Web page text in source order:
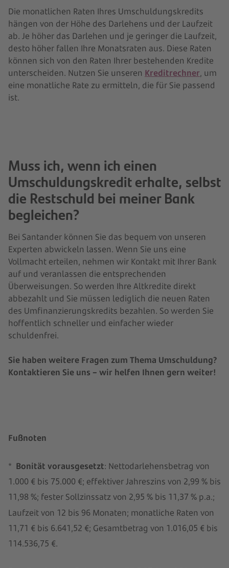
Die monatlichen Raten Ihres Umschuldungskredits
hängen von der Höhe des Darlehens und der Laufzeit
ab. Je höher das Darlehen und je geringer die Laufzeit,
desto höher fallen Ihre Monatsraten aus. Diese Raten
können sich von den Raten Ihrer bestehenden Kredite
unterscheiden. Nutzen Sie unseren Kreditrechner, um
eine monatliche Rate zu ermitteln, die für Sie passend
ist.
Muss ich, wenn ich einen
Umschuldungskredit erhalte, selbst
die Restschuld bei meiner Bank
begleichen?
Bei Santander können Sie das bequem von unseren
Experten abwickeln lassen. Wenn Sie uns eine
Vollmacht erteilen, nehmen wir Kontakt mit Ihrer Bank
auf und veranlassen die entsprechenden
Überweisungen. So werden Ihre Altkredite direkt
abbezahlt und Sie müssen lediglich die neuen Raten
des Umfinanzierungskredits bezahlen. So werden Sie
hoffentlich schneller und einfacher wieder
schuldenfrei.
Sie haben weitere Fragen zum Thema Umschuldung?
Kontaktieren Sie uns – wir helfen Ihnen gern weiter!
Fußnoten
* Bonität vorausgesetzt: Nettodarlehensbetrag von
1.000 € bis 75.000 €; effektiver Jahreszins von 2,99 % bis
11,98 %; fester Sollzinssatz von 2,95 % bis 11,37 % p.a.;
Laufzeit von 12 bis 96 Monaten; monatliche Raten von
11,71 € bis 6.641,52 €; Gesamtbetrag von 1.016,05 € bis
114.536,75 €.